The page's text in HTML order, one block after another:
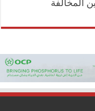
المخالفة